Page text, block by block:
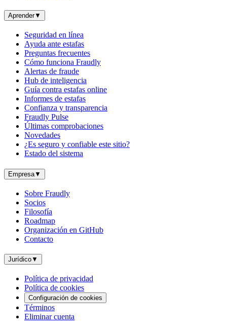
Aprender▼
Seguridad en línea
Ayuda ante estafas
Preguntas frecuentes
Cómo funciona Fraudly
Alertas de fraude
Hub de inteligencia
Guía contra estafas online
Informes de estafas
Confianza y transparencia
Fraudly Pulse
Últimas comprobaciones
Novedades
¿Es seguro y confiable este sitio?
Estado del sistema
Empresa▼
Sobre Fraudly
Socios
Filosofía
Roadmap
Organización en GitHub
Contacto
Jurídico▼
Política de privacidad
Política de cookies
Configuración de cookies
Términos
Eliminar cuenta